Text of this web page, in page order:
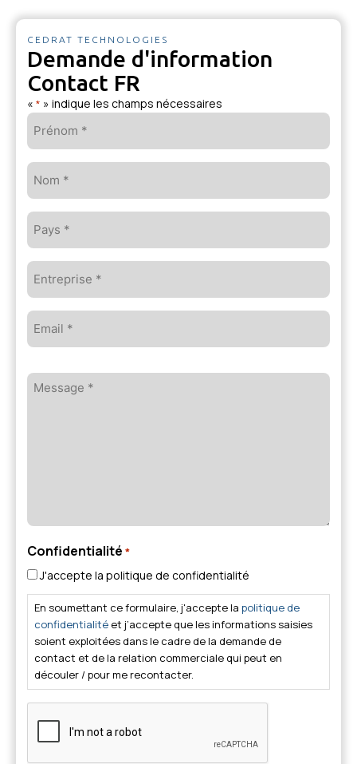
CEDRAT TECHNOLOGIES
Demande d'information
Contact FR
« * » indique les champs nécessaires
Prénom
Nom
Pays
Entreprise
Email
Message
Confidentialité *
J'accepte la politique de confidentialité
En soumettant ce formulaire, j'accepte la politique de
confidentialité
soient exploitées dans le cadre de la demande de
contact et de la relation commerciale qui peut en
découler / pour me recontacter.
CAPTCHA